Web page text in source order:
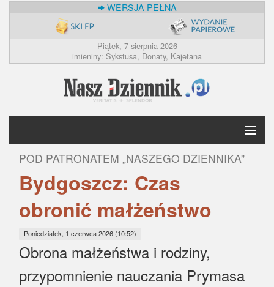
WERSJA PEŁNA
Piątek, 7 sierpnia 2026
imieniny: Sykstusa, Donaty, Kajetana
Krótko
Polska
Świat
Ekonomia
Myśl
POD PATRONATEM „NASZEGO DZIENNIKA”
Bydgoszcz: Czas
obronić małżeństwo
Poniedziałek, 1 czerwca 2026 (10:52)
Obrona małżeństwa i rodziny,
przypomnienie nauczania Prymasa